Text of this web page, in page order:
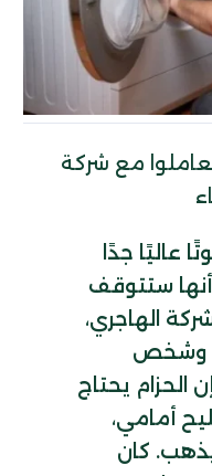
مع شركة
عاليًا جدًا
ستتوقف
الهاجري،
وشخص
الحزام يحتاج
أمامي،
كان